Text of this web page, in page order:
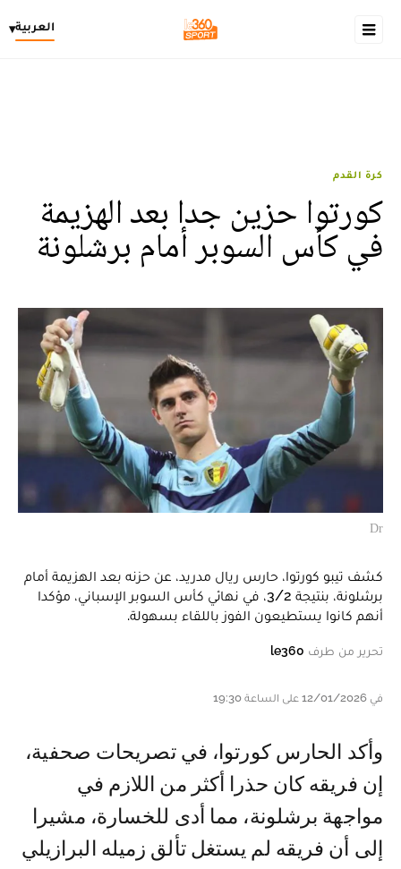
العربية▾
كرة القدم
كورتوا حزين جدا بعد الهزيمة
في كأس السوبر أمام برشلونة
Dr
كشف تيبو كورتوا، حارس ريال مدريد، عن حزنه بعد الهزيمة أمام
برشلونة، بنتيجة 3/2، في نهائي كأس السوبر الإسباني، مؤكدا
أنهم كانوا يستطيعون الفوز باللقاء بسهولة.
تحرير من طرف le360
في 12/01/2026 على الساعة 19:30
وأكد الحارس كورتوا، في تصريحات صحفية،
إن فريقه كان حذرا أكثر من اللازم في
مواجهة برشلونة، مما أدى للخسارة، مشيرا
إلى أن فريقه لم يستغل تألق زميله البرازيلي